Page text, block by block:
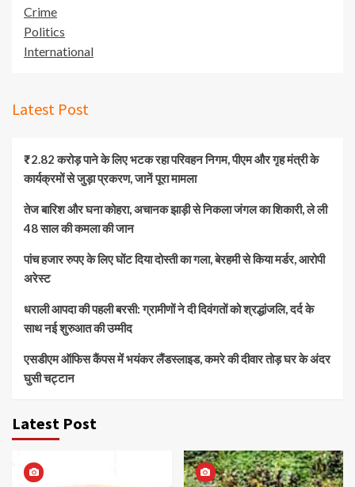
Crime
Politics
International
Latest Post
₹2.82 करोड़ पाने के लिए भटक रहा परिवहन निगम, पीएम और गृह मंत्री के
कार्यक्रमों से जुड़ा प्रकरण, जानें पूरा मामला
तेज बारिश और घना कोहरा, अचानक झाड़ी से निकला जंगल का शिकारी, ले ली
48 साल की कमला की जान
पांच हजार रुपए के लिए घोंट दिया दोस्ती का गला, बेरहमी से किया मर्डर, आरोपी
अरेस्ट
धराली आपदा की पहली बरसी: ग्रामीणों ने दी दिवंगतों को श्रद्धांजलि, दर्द के
साथ नई शुरुआत की उम्मीद
एसडीएम ऑफिस कैंपस में भयंकर लैंडस्लाइड, कमरे की दीवार तोड़ घर के अंदर
घुसी चट्टान
Latest Post